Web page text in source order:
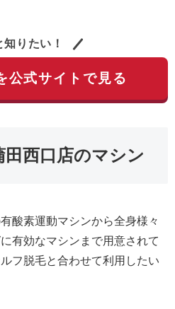
知りたい！
公式サイトで見る
西口店のマシン
酸素運動マシンから全身様々
有効なマシンまで用意されて
フ脱毛と合わせて利用したい